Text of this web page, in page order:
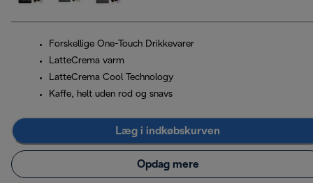
Forskellige One-Touch Drikkevarer
LatteCrema varm
LatteCrema Cool Technology
Kaffe, helt uden rod og snavs
Læg i indkøbskurven
Opdag mere